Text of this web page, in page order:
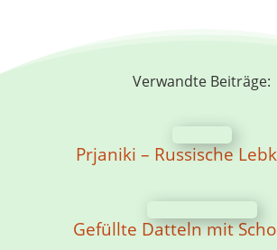
Verwandte Beiträge:
Prjaniki – Russische
Gefüllte Datteln mit